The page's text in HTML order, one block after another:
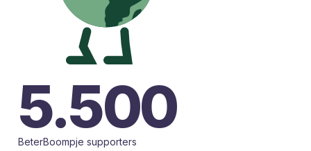
5.500
BeterBoompje supporters